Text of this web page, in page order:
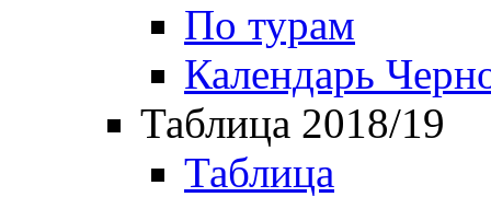
По турам
Календарь
Таблица 2018/19
Таблица